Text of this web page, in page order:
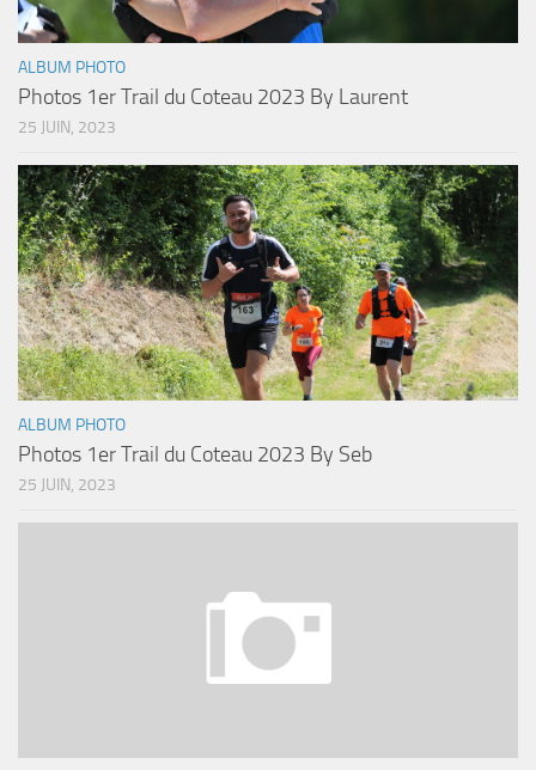
ALBUM PHOTO
Photos 1er Trail du Coteau 2023 By Laurent
25 JUIN, 2023
ALBUM PHOTO
Photos 1er Trail du Coteau 2023 By Seb
25 JUIN, 2023